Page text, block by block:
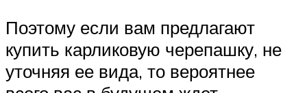
Поэтому если вам предлагают
купить карликовую черепашку, не
уточняя ее вида, то вероятнее